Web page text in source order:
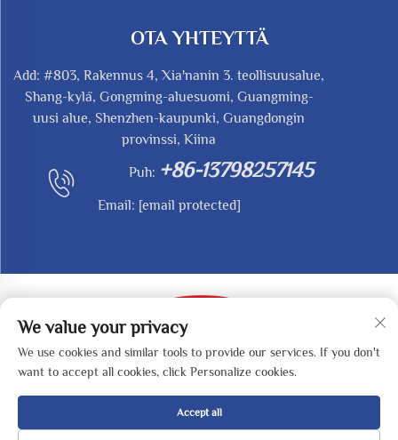
OTA YHTEYTTÄ
Add: #803, Rakennus 4, Xia'nanin 3. teollisuusalue,
Shang-kylä, Gongming-aluesuomi, Guangming-
uusi alue, Shenzhen-kaupunki, Guangdongin
provinssi, Kiina
Puh: +86-13798257145
Email: [email protected]
Copyright © 2025 by SHENZHEN REDY-MED
TECHNOLOGY CO.,LTD - Tietosuojakäytäntö
We value your privacy
We use cookies and similar tools to provide our services. If you don't
want to accept all cookies, click Personalize cookies.
Accept all